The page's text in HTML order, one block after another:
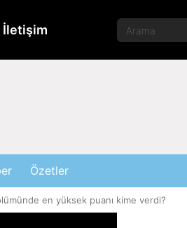
İletişim
Özetler
en yüksek puanı kime verdi?